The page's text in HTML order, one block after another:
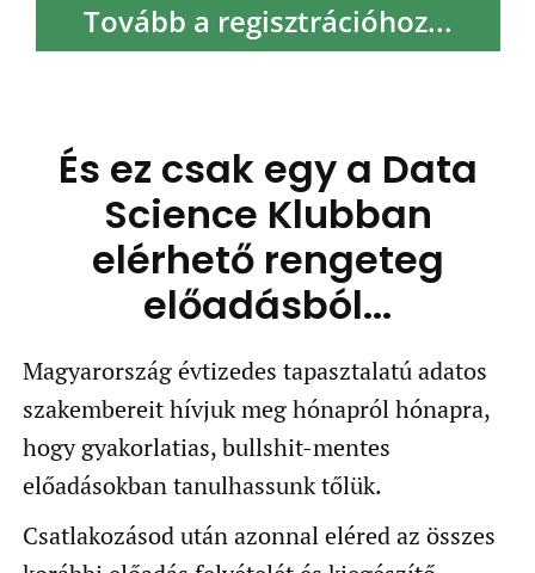
Tovább a regisztrációhoz...
És ez csak egy a Data
Science Klubban
elérhető rengeteg
előadásból...
Magyarország évtizedes tapasztalatú adatos
szakembereit hívjuk meg hónapról hónapra,
hogy gyakorlatias, bullshit-mentes
előadásokban tanulhassunk tőlük.
Csatlakozásod után azonnal eléred az összes